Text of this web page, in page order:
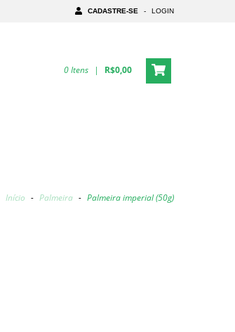
CADASTRE-SE - LOGIN
0Itens | R$0,00
Início - Palmeira - Palmeira imperial (50g)